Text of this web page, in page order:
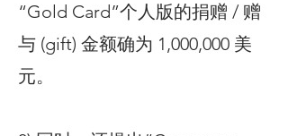
“Gold Card”个人版的捐赠 / 赠
与 (gift) 金额确为 1,000,000 美
元。